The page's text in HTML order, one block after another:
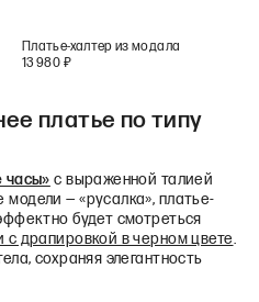
Платье-халтер из модала
13 980 ₽
платье по типу
часы» с выраженной талией
— «русалка», платье-
будет смотреться
драпировкой в черном цвете.
сохраняя элегантность